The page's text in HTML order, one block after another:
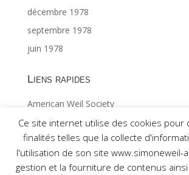
décembre 1978
septembre 1978
juin 1978
Liens rapides
American Weil Society
Index général ©Gabriël MAES 1/2
Index général ©Gabriël MAES 2/2
Ce site internet utilise des cookies pour
finalités telles que la collecte
l'utilisation de son site www.simoneweil-
gestion et la fourniture de contenus